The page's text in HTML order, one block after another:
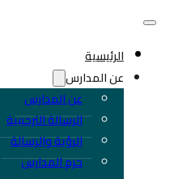
الرئيسية
عن المدارس
عن المدارس
الرسالة الترحيبية
الرؤية والرسالة
حرم المدارس